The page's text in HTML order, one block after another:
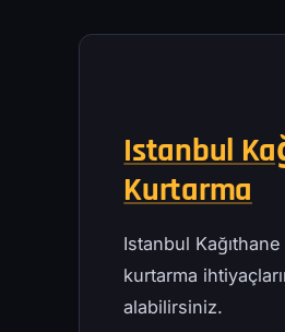
Istanbul
Kurtarma
Istanbul
kurtarma
alabilirsiniz.